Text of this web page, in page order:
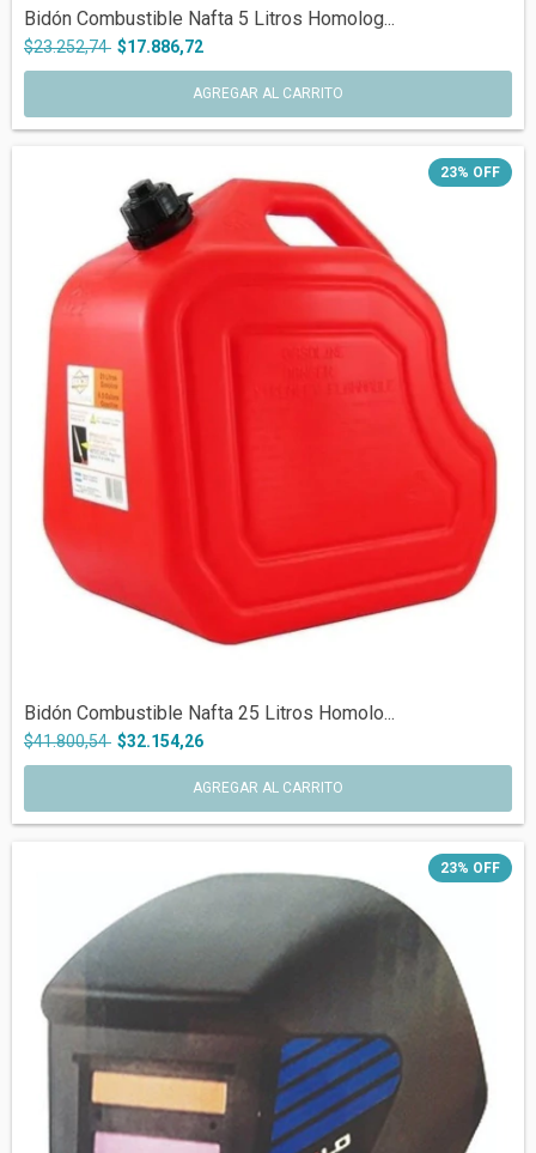
Bidón Combustible Nafta 5 Litros Homolog...
$23.252,74 $17.886,72
23% OFF
Bidón Combustible Nafta 25 Litros Homolo...
$41.800,54 $32.154,26
23% OFF